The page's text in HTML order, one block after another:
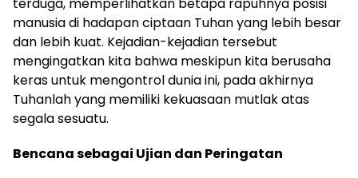
manusia di hadapan ciptaan Tuhan yang lebih besar
dan lebih kuat. Kejadian-kejadian tersebut
mengingatkan kita bahwa meskipun kita berusaha
keras untuk mengontrol dunia ini, pada akhirnya
Tuhanlah yang memiliki kekuasaan mutlak atas
segala sesuatu.
Bencana sebagai Ujian dan Peringatan